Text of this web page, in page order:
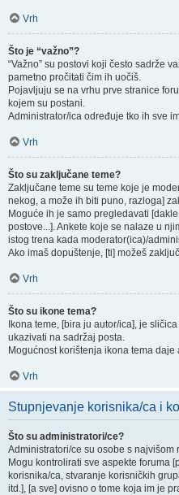
Vrh
Što je “važno”?
“Važno” su postovi koji često sadrže
pametno pročitati čim ih uočiš.
Pojavljuju se na vrhu prve stranice
kojem su postani.
Administrator/ica određuje tko ih sve
Vrh
Što su zaključane teme?
Zaključane teme su teme koje je
nekog, a može ih biti puno, razloga]
Moguće ih je samo pregledavati
postove...]. Ankete koje se nalaze u
istog trena kada moderator(ica)/
Ako imaš dopuštenje, [ti] možeš
Vrh
Što su ikone tema?
Ikona teme, [bira ju autor/ica], je
ukazivati na sadržaj posta.
Mogućnost korištenja ikona tema
Vrh
Stupnjevanje korisnika/ca i
Što su administratori/ce?
Administratori/ce su osobe s
Mogu kontrolirati sve aspekte foruma
korisnika/ca, stvaranje korisničkih
itd.], [a sve] ovisno o tome koja im je